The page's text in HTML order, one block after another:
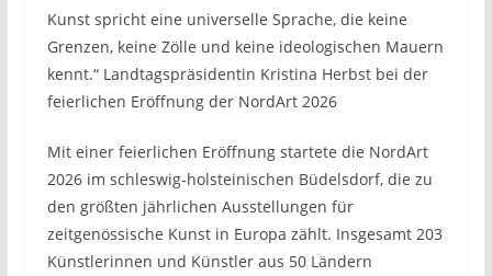
Kunst spricht eine universelle Sprache, die keine
Grenzen, keine Zölle und keine ideologischen Mauern
kennt.“ Landtagspräsidentin Kristina Herbst bei der
feierlichen Eröffnung der NordArt 2026
Mit einer feierlichen Eröffnung startete die NordArt
2026 im schleswig-holsteinischen Büdelsdorf, die zu
den größten jährlichen Ausstellungen für
zeitgenössische Kunst in Europa zählt. Insgesamt 203
Künstlerinnen und Künstler aus 50 Ländern